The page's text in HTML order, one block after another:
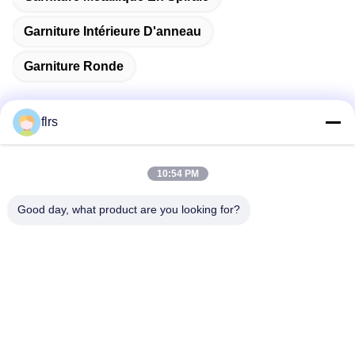
Garniture Intérieure D'anneau
Garniture Ronde
Contactez rapidement
Adresse
flrs
10:54 PM
Good day, what product are you looking for?